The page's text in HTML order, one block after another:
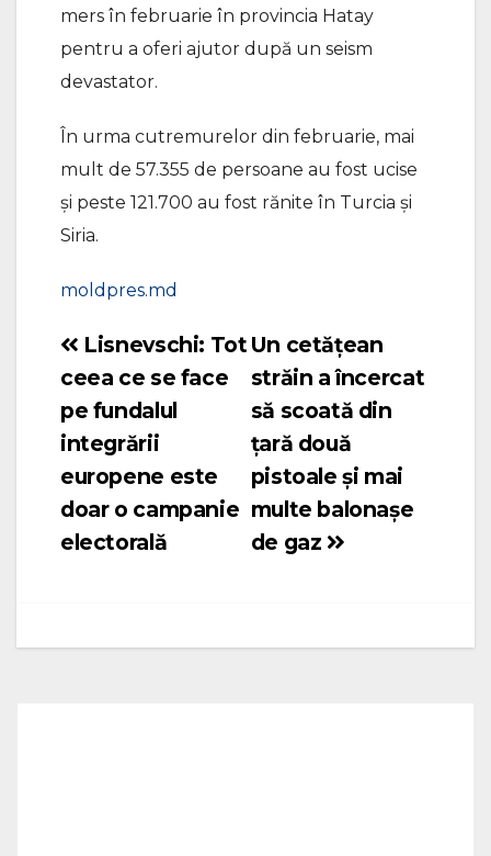
mers în februarie în provincia Hatay
pentru a oferi ajutor după un seism
devastator.
În urma cutremurelor din februarie, mai
mult de 57.355 de persoane au fost ucise
și peste 121.700 au fost rănite în Turcia și
Siria.
moldpres.md
Navigare
în
articole
Un cetățean
străin a încercat
să scoată din
țară două
pistoale și mai
multe balonașe
de gaz
Lisnevschi: Tot
ceea ce se face
pe fundalul
integrării
europene este
doar o campanie
electorală